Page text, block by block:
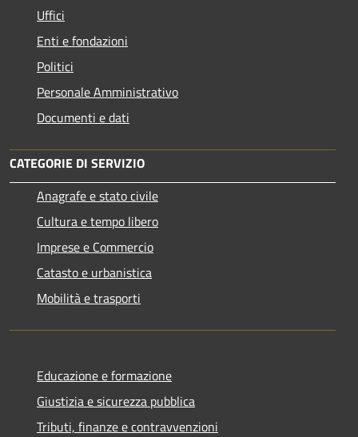
Uffici
Enti e fondazioni
Politici
Personale Amministrativo
Documenti e dati
CATEGORIE DI SERVIZIO
Anagrafe e stato civile
Cultura e tempo libero
Imprese e Commercio
Catasto e urbanistica
Mobilità e trasporti
Educazione e formazione
Giustizia e sicurezza pubblica
Tributi, finanze e contravvenzioni